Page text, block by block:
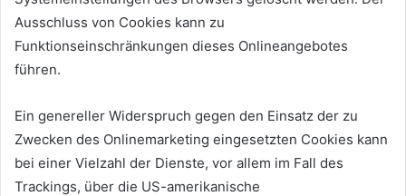
Ausschluss von Cookies kann zu
Funktionseinschränkungen dieses Onlineangebotes
führen.
Ein genereller Widerspruch gegen den Einsatz der zu
Zwecken des Onlinemarketing eingesetzten Cookies kann
bei einer Vielzahl der Dienste, vor allem im Fall des
Trackings, über die US-amerikanische